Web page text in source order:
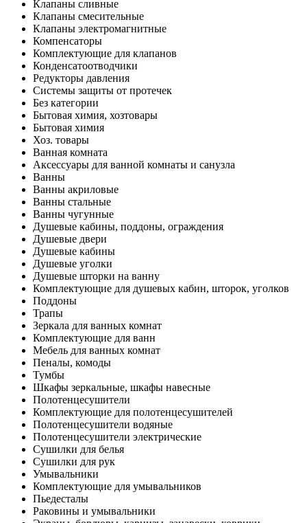
Клапаны сливные
Клапаны смесительные
Клапаны электромагнитные
Компенсаторы
Комплектующие для клапанов
Конденсатоотводчики
Редукторы давления
Системы защиты от протечек
Без категории
Бытовая химия, хозтовары
Бытовая химия
Хоз. товары
Ванная комната
Аксессуары для ванной комнаты и санузла
Ванны
Ванны акриловые
Ванны стальные
Ванны чугунные
Душевые кабины, поддоны, ограждения
Душевые двери
Душевые кабины
Душевые уголки
Душевые шторки на ванну
Комплектующие для душевых кабин, шторок, уголков
Поддоны
Трапы
Зеркала для ванных комнат
Комплектующие для ванн
Мебель для ванных комнат
Пеналы, комоды
Тумбы
Шкафы зеркальные, шкафы навесные
Полотенцесушители
Комплектующие для полотенцесушителей
Полотенцесушители водяные
Полотенцесушители электрические
Сушилки для белья
Сушилки для рук
Умывальники
Комплектующие для умывальников
Пьедесталы
Раковины и умывальники